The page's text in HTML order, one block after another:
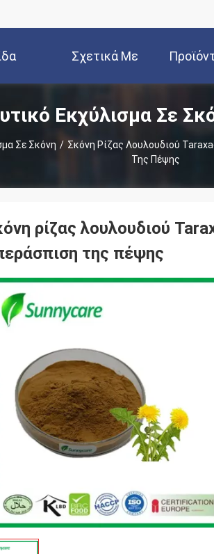
Σχετικά Με
Εμάς
Εκχύλισμα Σε
Σε Σκόνη / Σκόνη Ρίζας Λουλουδιού
Της Πέψης
ρίζας λουλουδιού
της πέψης